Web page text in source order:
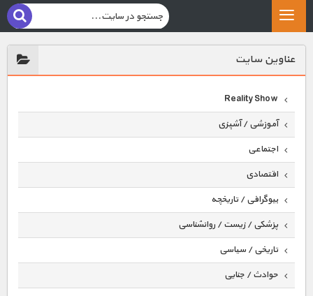
عناوين سايت
Reality Show
آموزشی / آشپزی
اجتماعی
اقتصادی
بیوگرافی / تاریخچه
پزشکی / زیست / روانشناسی
تاریخی / سیاسی
حوادث / جنایی